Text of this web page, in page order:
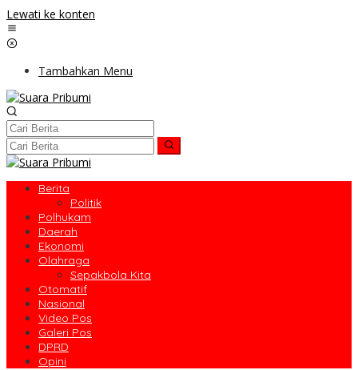
Lewati ke konten
Tambahkan Menu
Berita
Politik
Polhukam
Daerah
Ekonomi
Olahraga
Sepakbola Kita
Otomatif
Nasional
Video Pos
Galeri Pos
DPRD
Opini